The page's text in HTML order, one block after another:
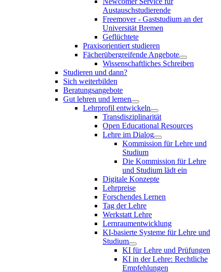
Austauschstudierende
Freemover - Gaststudium an der
Universität Bremen
Geflüchtete
Praxisorientiert studieren
Fächerübergreifende Angebote
Wissenschaftliches Schreiben
Studieren und dann?
Sich weiterbilden
Beratungsangebote
Gut lehren und lernen
Lehrprofil entwickeln
Transdisziplinarität
Open Educational Resources
Lehre im Dialog
Kommission für Lehre und
Studium
Die Kommission für Lehre
und Studium lädt ein
Digitale Konzepte
Lehrpreise
Forschendes Lernen
Tag der Lehre
Werkstatt Lehre
Lernraumentwicklung
KI-basierte Systeme für Lehre und
Studium
KI für Lehre und Prüfungen
KI in der Lehre: Rechtliche
Empfehlungen